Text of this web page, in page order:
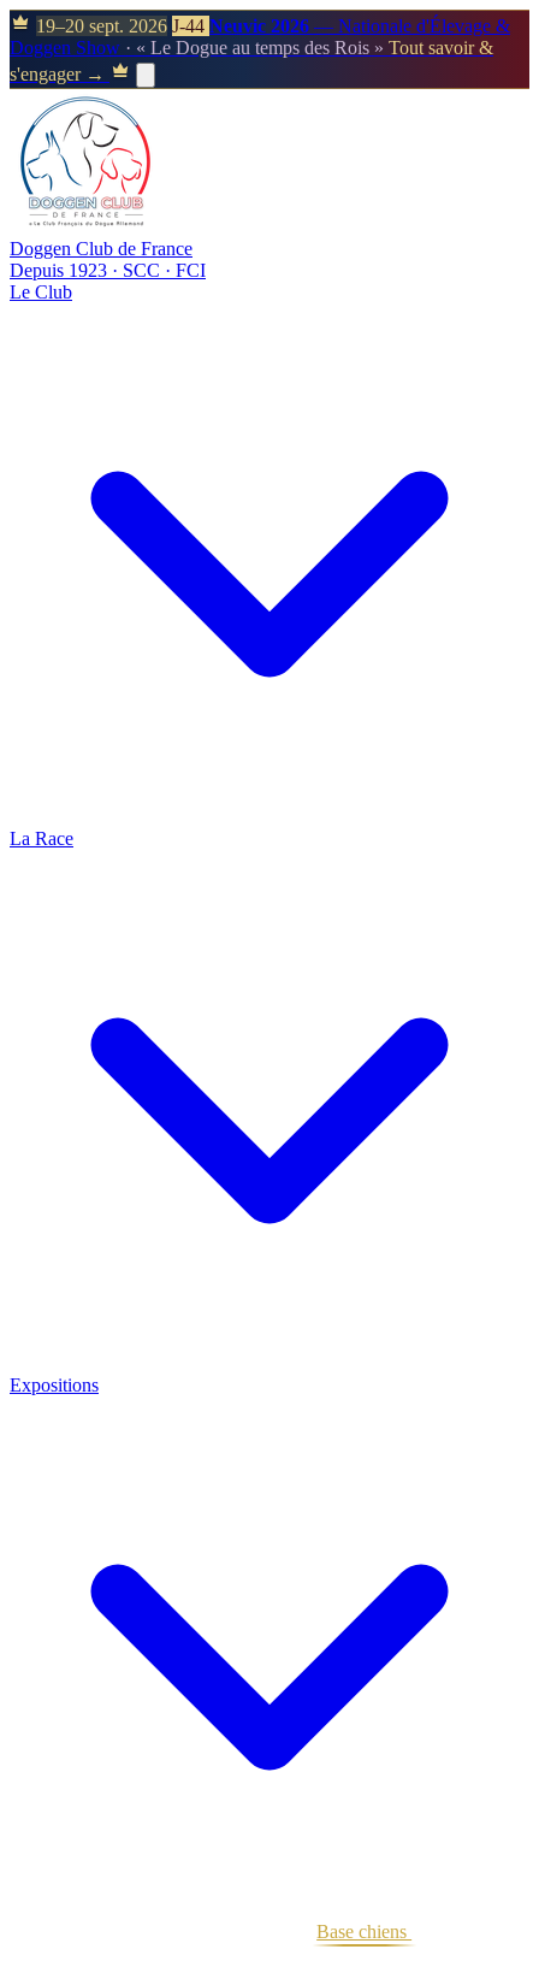
19–20 sept. 2026 J-44 Neuvic 2026 — Nationale d'Élevage &
Doggen Show · « Le Dogue au temps des Rois » Tout savoir &
s'engager →
Doggen Club de France
Depuis 1923 · SCC · FCI
Le Club
La Race
Expositions
Base chiens